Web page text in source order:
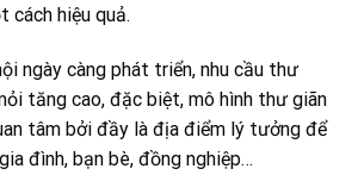
cách hiệu quả.
ngày càng phát triển, nhu cầu thư
tăng cao, đặc biệt, mô hình thư giãn
tâm bởi đầy là địa điểm lý tưởng để
đình, bạn bè, đồng nghiệp…